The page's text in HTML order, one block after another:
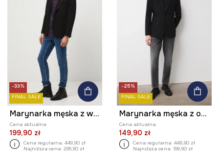
-33%
FINAL SALE
Marynarka męska z wiskozą gładka
Cena aktualna:
199,90 zł
Cena regularna: 449,90 zł
Najniższa cena: 299,90 zł
-25%
FINAL SALE
Marynarka męska z odpinaną podpinką
Cena aktualna:
149,90 zł
Cena regularna: 449,90 zł
Najniższa cena: 199,90 zł